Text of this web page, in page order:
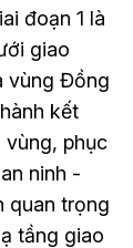
đoạn 1 là
giao
vùng Đồng
kết
vùng, phục
ninh -
quan trọng
tầng giao